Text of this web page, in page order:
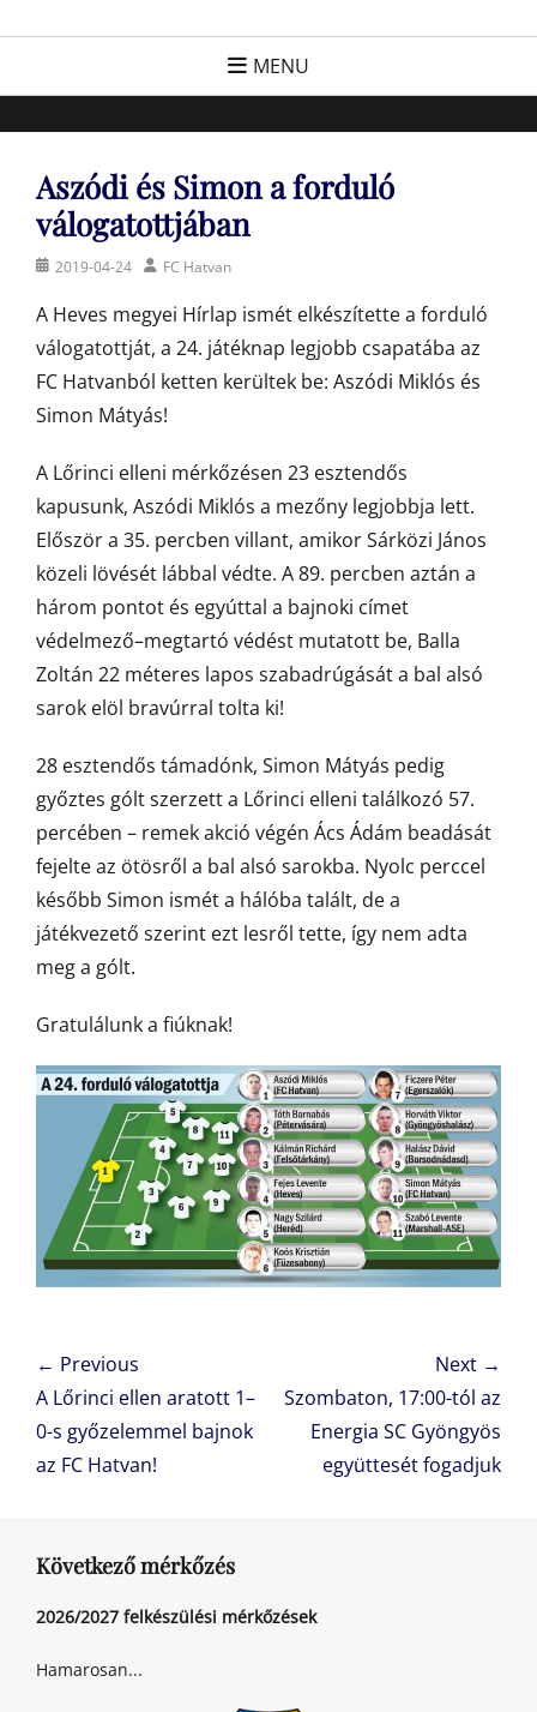
FC Hatvan
Egyesület a hatvani labdarúgásért, sportért!
MENU
Aszódi és Simon a forduló
válogatottjában
Posted2019-04-24 AuthorFC Hatvan
A Heves megyei Hírlap ismét elkészítette a forduló
válogatottját, a 24. játéknap legjobb csapatába az
FC Hatvanból ketten kerültek be: Aszódi Miklós és
Simon Mátyás!
A Lőrinci elleni mérkőzésen 23 esztendős
kapusunk, Aszódi Miklós a mezőny legjobbja lett.
Először a 35. percben villant, amikor Sárközi János
közeli lövését lábbal védte. A 89. percben aztán a
három pontot és egyúttal a bajnoki címet
védelmező–megtartó védést mutatott be, Balla
Zoltán 22 méteres lapos szabadrúgását a bal alsó
sarok elöl bravúrral tolta ki!
28 esztendős támadónk, Simon Mátyás pedig
győztes gólt szerzett a Lőrinci elleni találkozó 57.
percében – remek akció végén Ács Ádám beadását
fejelte az ötösről a bal alsó sarokba. Nyolc perccel
később Simon ismét a hálóba talált, de a
játékvezető szerint ezt lesről tette, így nem adta
meg a gólt.
Gratulálunk a fiúknak!
Bejegyzés
navigáció
← Previous
Previous
post:
A Lőrinci ellen aratott 1–
0-s győzelemmel bajnok
az FC Hatvan!
Next →
Next
post:
Szombaton, 17:00-tól az
Energia SC Gyöngyös
együttesét fogadjuk
Következő mérkőzés
2026/2027 felkészülési mérkőzések
Hamarosan...